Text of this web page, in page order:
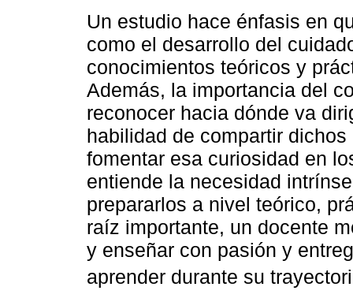
Un estudio hace énfasis en
como el desarrollo del
conocimientos teóricos y
Además, la importancia del
reconocer hacia dónde va
habilidad de compartir
fomentar esa curiosidad en
entiende la necesidad
prepararlos a nivel teórico,
raíz importante, un docente
y enseñar con pasión y
aprender durante su